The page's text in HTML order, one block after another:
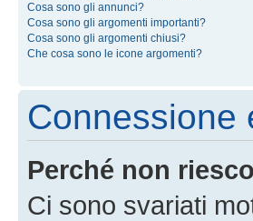
Cosa sono gli annunci?
Cosa sono gli argomenti importanti?
Cosa sono gli argomenti chiusi?
Che cosa sono le icone argomenti?
Connessione
Perché non
Ci sono svariati